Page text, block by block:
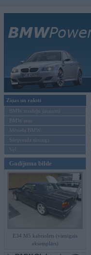
Ziņas un raksti
BMW modeļu jaunumi
BMW testi
Mēneša BMW
Sērijveida tūnings
Vel...
Gadījuma bilde
E34 M5 kabriolets (vienīgais
eksemplārs)